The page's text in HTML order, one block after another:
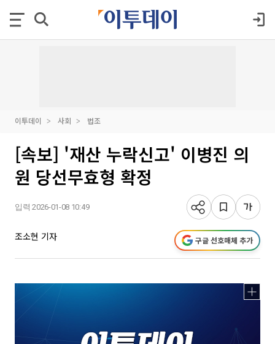
이투데이 사회 법조
[속보] '재산 누락신고' 이병진 의
원 당선무효형 확정
입력 2026-01-08 10:49
조소현 기자 구글 선호매체 추가